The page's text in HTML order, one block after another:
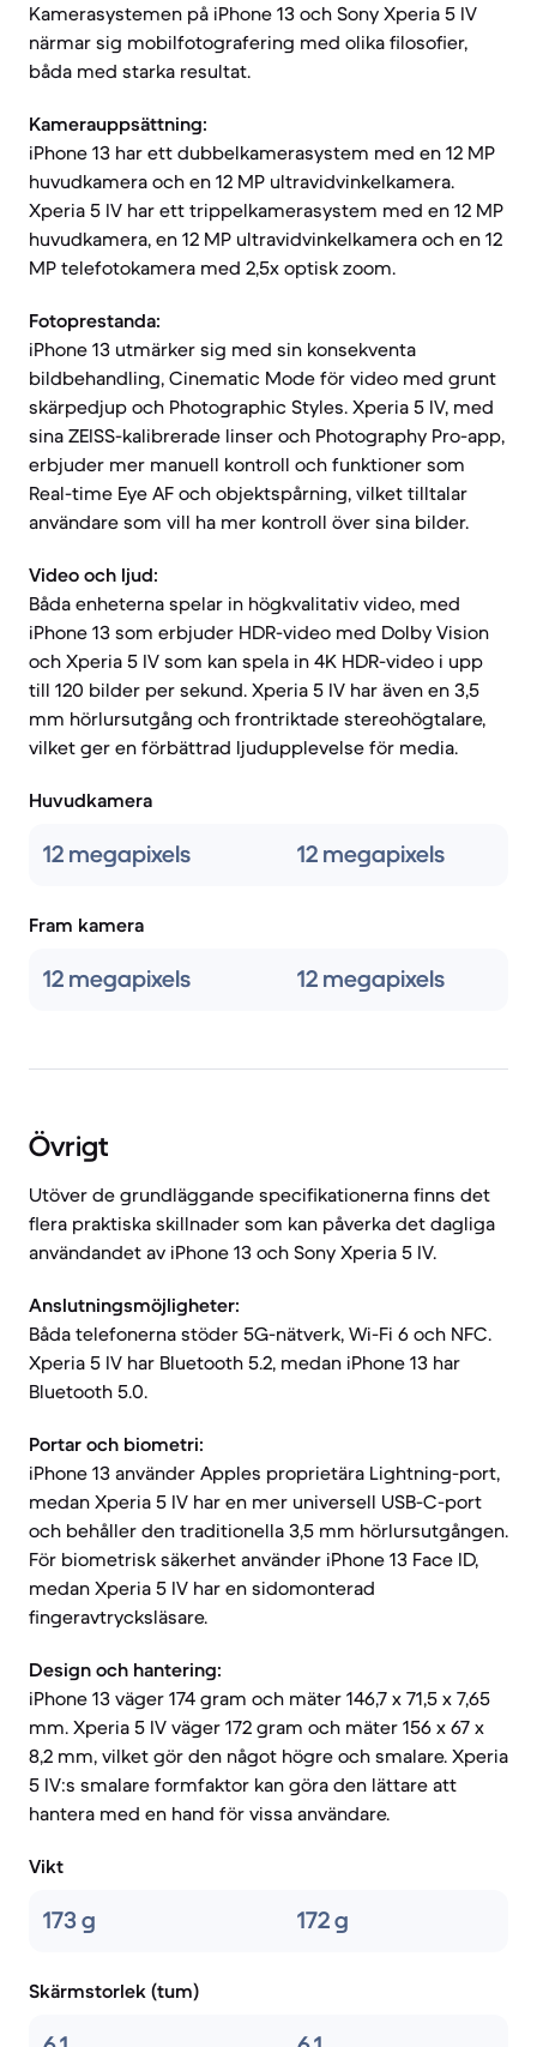
Kamerasystemen på iPhone 13 och Sony Xperia 5 IV
närmar sig mobilfotografering med olika filosofier,
båda med starka resultat.
Kamerauppsättning:
iPhone 13 har ett dubbelkamerasystem med en 12 MP
huvudkamera och en 12 MP ultravidvinkelkamera.
Xperia 5 IV har ett trippelkamerasystem med en 12 MP
huvudkamera, en 12 MP ultravidvinkelkamera och en 12
MP telefotokamera med 2,5x optisk zoom.
Fotoprestanda:
iPhone 13 utmärker sig med sin konsekventa
bildbehandling, Cinematic Mode för video med grunt
skärpedjup och Photographic Styles. Xperia 5 IV, med
sina ZEISS-kalibrerade linser och Photography Pro-app,
erbjuder mer manuell kontroll och funktioner som
Real-time Eye AF och objektspårning, vilket tilltalar
användare som vill ha mer kontroll över sina bilder.
Video och ljud:
Båda enheterna spelar in högkvalitativ video, med
iPhone 13 som erbjuder HDR-video med Dolby Vision
och Xperia 5 IV som kan spela in 4K HDR-video i upp
till 120 bilder per sekund. Xperia 5 IV har även en 3,5
mm hörlursutgång och frontriktade stereohögtalare,
vilket ger en förbättrad ljudupplevelse för media.
Huvudkamera
12 megapixels 12 megapixels
Fram kamera
12 megapixels 12 megapixels
Övrigt
Utöver de grundläggande specifikationerna finns det
flera praktiska skillnader som kan påverka det dagliga
användandet av iPhone 13 och Sony Xperia 5 IV.
Anslutningsmöjligheter:
Båda telefonerna stöder 5G-nätverk, Wi-Fi 6 och NFC.
Xperia 5 IV har Bluetooth 5.2, medan iPhone 13 har
Bluetooth 5.0.
Portar och biometri:
iPhone 13 använder Apples proprietära Lightning-port,
medan Xperia 5 IV har en mer universell USB-C-port
och behåller den traditionella 3,5 mm hörlursutgången.
För biometrisk säkerhet använder iPhone 13 Face ID,
medan Xperia 5 IV har en sidomonterad
fingeravtrycksläsare.
Design och hantering:
iPhone 13 väger 174 gram och mäter 146,7 x 71,5 x 7,65
mm. Xperia 5 IV väger 172 gram och mäter 156 x 67 x
8,2 mm, vilket gör den något högre och smalare. Xperia
5 IV:s smalare formfaktor kan göra den lättare att
hantera med en hand för vissa användare.
Vikt
173 g 172 g
Skärmstorlek (tum)